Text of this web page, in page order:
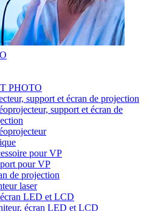
PHOTO
support et écran de projection
support et écran de
pour VP
pour VP
de projection
laser
LED et LCD
écran LED et LCD